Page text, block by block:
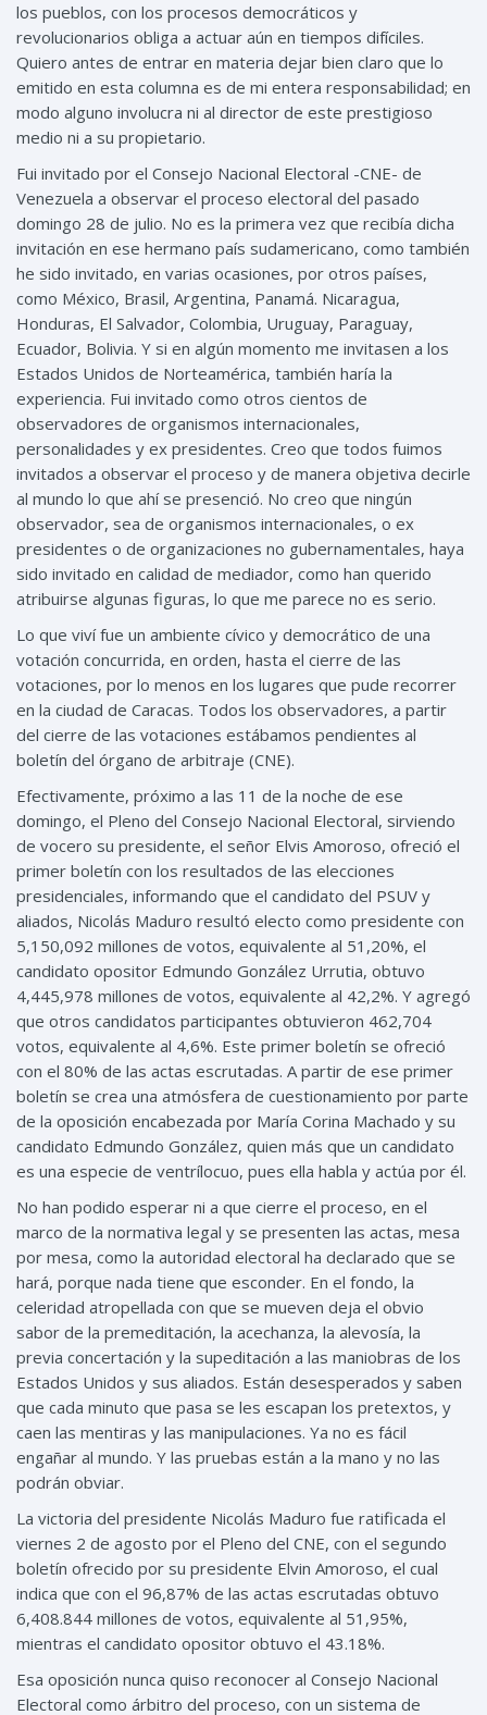
los pueblos, con los procesos democráticos y
revolucionarios obliga a actuar aún en tiempos difíciles.
Quiero antes de entrar en materia dejar bien claro que lo
emitido en esta columna es de mi entera responsabilidad; en
modo alguno involucra ni al director de este prestigioso
medio ni a su propietario.
Fui invitado por el Consejo Nacional Electoral -CNE- de
Venezuela a observar el proceso electoral del pasado
domingo 28 de julio. No es la primera vez que recibía dicha
invitación en ese hermano país sudamericano, como también
he sido invitado, en varias ocasiones, por otros países,
como México, Brasil, Argentina, Panamá. Nicaragua,
Honduras, El Salvador, Colombia, Uruguay, Paraguay,
Ecuador, Bolivia. Y si en algún momento me invitasen a los
Estados Unidos de Norteamérica, también haría la
experiencia. Fui invitado como otros cientos de
observadores de organismos internacionales,
personalidades y ex presidentes. Creo que todos fuimos
invitados a observar el proceso y de manera objetiva decirle
al mundo lo que ahí se presenció. No creo que ningún
observador, sea de organismos internacionales, o ex
presidentes o de organizaciones no gubernamentales, haya
sido invitado en calidad de mediador, como han querido
atribuirse algunas figuras, lo que me parece no es serio.
Lo que viví fue un ambiente cívico y democrático de una
votación concurrida, en orden, hasta el cierre de las
votaciones, por lo menos en los lugares que pude recorrer
en la ciudad de Caracas. Todos los observadores, a partir
del cierre de las votaciones estábamos pendientes al
boletín del órgano de arbitraje (CNE).
Efectivamente, próximo a las 11 de la noche de ese
domingo, el Pleno del Consejo Nacional Electoral, sirviendo
de vocero su presidente, el señor Elvis Amoroso, ofreció el
primer boletín con los resultados de las elecciones
presidenciales, informando que el candidato del PSUV y
aliados, Nicolás Maduro resultó electo como presidente con
5,150,092 millones de votos, equivalente al 51,20%, el
candidato opositor Edmundo González Urrutia, obtuvo
4,445,978 millones de votos, equivalente al 42,2%. Y agregó
que otros candidatos participantes obtuvieron 462,704
votos, equivalente al 4,6%. Este primer boletín se ofreció
con el 80% de las actas escrutadas. A partir de ese primer
boletín se crea una atmósfera de cuestionamiento por parte
de la oposición encabezada por María Corina Machado y su
candidato Edmundo González, quien más que un candidato
es una especie de ventrílocuo, pues ella habla y actúa por él.
No han podido esperar ni a que cierre el proceso, en el
marco de la normativa legal y se presenten las actas, mesa
por mesa, como la autoridad electoral ha declarado que se
hará, porque nada tiene que esconder. En el fondo, la
celeridad atropellada con que se mueven deja el obvio
sabor de la premeditación, la acechanza, la alevosía, la
previa concertación y la supeditación a las maniobras de los
Estados Unidos y sus aliados. Están desesperados y saben
que cada minuto que pasa se les escapan los pretextos, y
caen las mentiras y las manipulaciones. Ya no es fácil
engañar al mundo. Y las pruebas están a la mano y no las
podrán obviar.
La victoria del presidente Nicolás Maduro fue ratificada el
viernes 2 de agosto por el Pleno del CNE, con el segundo
boletín ofrecido por su presidente Elvin Amoroso, el cual
indica que con el 96,87% de las actas escrutadas obtuvo
6,408.844 millones de votos, equivalente al 51,95%,
mientras el candidato opositor obtuvo el 43.18%.
Esa oposición nunca quiso reconocer al Consejo Nacional
Electoral como árbitro del proceso, con un sistema de